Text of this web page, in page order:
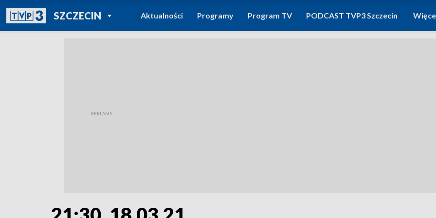
SZCZECINPOWRÓT DO
TVP REGIONY
Aktualności Programy Program TV PODCAST TVP3 Szczecin